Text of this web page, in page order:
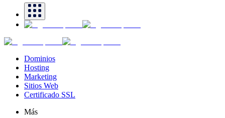
Dominios
Hosting
Marketing
Sitios Web
Certificado SSL
Más